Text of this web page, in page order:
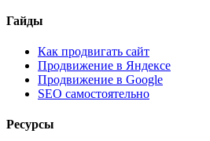
Гайды
Как продвигать сайт
Продвижение в Яндексе
Продвижение в Google
SEO самостоятельно
Ресурсы